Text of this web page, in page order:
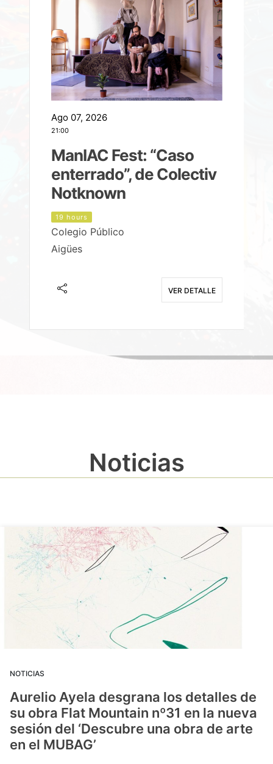
Ago 07, 2026
21:00
ManIAC Fest: “Caso
enterrado”, de Colectiv
Notknown
19 hours
Colegio Público
Aigües
VER DETALLE
Noticias
NOTICIAS
Aurelio Ayela desgrana los detalles de
su obra Flat Mountain nº31 en la nueva
sesión del ‘Descubre una obra de arte
en el MUBAG’